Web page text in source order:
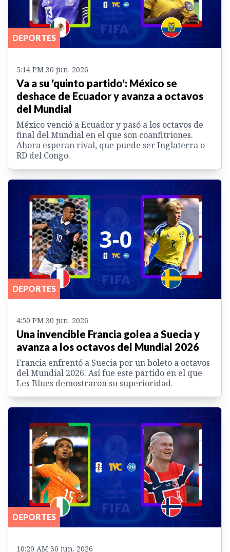
DEPORTES
5:14 PM 30 jun. 2026
Va a su 'quinto partido': México se
deshace de Ecuador y avanza a octavos
del Mundial
México venció a Ecuador y pasó a los octavos de
final del Mundial en el que son coanfitriones.
Ahora esperan rival, que puede ser Inglaterra o
RD del Congo.
DEPORTES
4:50 PM 30 jun. 2026
Una invencible Francia golea a Suecia y
avanza a los octavos del Mundial 2026
Francia enfrentó a Suecia por un boleto a octavos
del Mundial 2026. Así fue este partido en el que
Les Blues demostraron su superioridad.
DEPORTES
10:20 AM 30 jun. 2026